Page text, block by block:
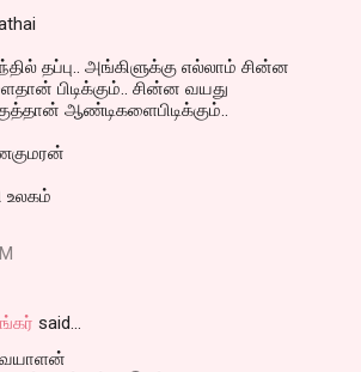
தப்பு.. அங்கிளுக்கு எல்லாம் சின்ன
பிடிக்கும்.. சின்ன வயது
ஆண்டிகளைபிடிக்கும்..
உலகம்
said…